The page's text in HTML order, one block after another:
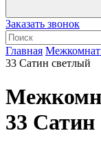
Заказать звонок
Главная
33 Сатин светлый
33